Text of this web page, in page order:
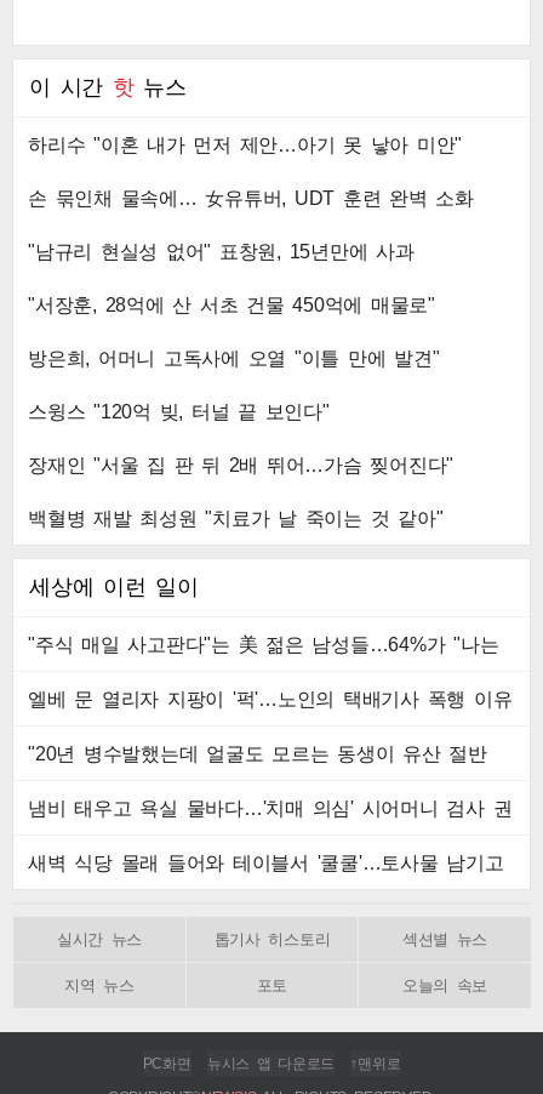
이 시간 핫뉴스
하리수 "이혼 내가 먼저 제안…아기 못 낳아 미안"
손 묶인채 물속에… 女유튜버, UDT 훈련 완벽 소화
"남규리 현실성 없어" 표창원, 15년만에 사과
"서장훈, 28억에 산 서초 건물 450억에 매물로"
방은희, 어머니 고독사에 오열 "이틀 만에 발견"
스윙스 "120억 빚, 터널 끝 보인다"
장재인 "서울 집 판 뒤 2배 뛰어…가슴 찢어진다"
백혈병 재발 최성원 "치료가 날 죽이는 것 같아"
세상에 이런 일이
"주식 매일 사고판다"는 美 젊은 남성들…64%가 "나는
인생의 패배자“
엘베 문 열리자 지팡이 '퍽'…노인의 택배기사 폭행 이유
"20년 병수발했는데 얼굴도 모르는 동생이 유산 절반
을"…배다른 형제 상속권 있을까
냄비 태우고 욕실 물바다…'치매 의심' 시어머니 검사 권
유했다가 '날벼락'
새벽 식당 몰래 들어와 테이블서 '쿨쿨'…토사물 남기고
실시간 뉴스 톱기사 히스토리 섹션별 뉴스
지역 뉴스 포토 오늘의 속보
PC화면 뉴시스 앱 다운로드 ↑맨위로